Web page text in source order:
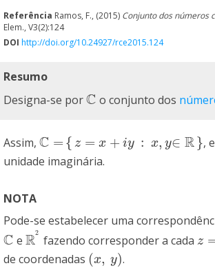
Referência Ramos, F., (2015) Conjunto dos números
Elem., V3(2):124
DOI http://doi.org/10.24927/rce2015.124
Resumo
Designa-se porC
C o conjunto dos
Assim, C = { z = x + iy : x, y∈ R}
C= {z=x + y:x ,y∈R } ,
unidade imaginária.
NOTA
Pode-se estabelecer uma
C
C e R2
R2 fazendo corresponder a cadaz
z=x
de coordenadas (x, y)
(x,y .